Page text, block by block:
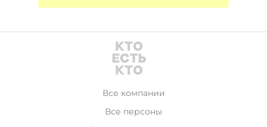
Все компании
Все персоны